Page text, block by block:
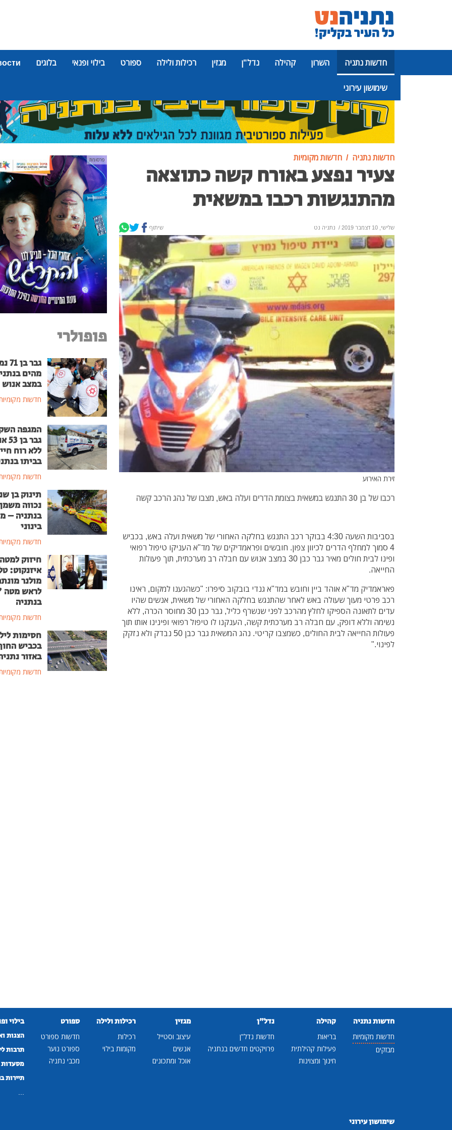
חדשות נתניה השרון קהילה נדל"ן מגזין רכילות ולילה ספורט בילוי ופנאי בלוגים
שימושון עירוני
פרסומת
חדשות נתניה חדשות מקומיות
צעיר נפצע באורח קשה כתוצאה
מהתנגשות רכבו במשאית
שלישי, 10 דצמבר 2019 / נתניה נט שיתוף
זירת האירוע
רכבו של בן 30 התנגש במשאית בצומת הדרים ועלה באש, מצבו של נהג הרכב קשה
בסביבות השעה 4:30 בבוקר רכב התנגש בחלקה האחורי של משאית ועלה באש, בכביש
4 סמוך למחלף הדרים לכיוון צפון. חובשים ופראמדיקים של מד"א העניקו טיפול רפואי
ופינו לבית חולים מאיר גבר כבן 30 במצב אנוש עם חבלה רב מערכתית, תוך פעולות
החייאה.
פאראמדיק מד"א אוהד ביין וחובש במד"א גנדי בובקוב סיפרו: "כשהגענו למקום, ראינו
רכב פרטי מעוך שעולה באש לאחר שהתנגש בחלקה האחורי של משאית, אנשים שהיו
עדים לתאונה הספיקו לחלץ מהרכב לפני שנשרף כליל, גבר כבן 30 מחוסר הכרה, ללא
נשימה וללא דופק, עם חבלה רב מערכתית קשה, הענקנו לו טיפול רפואי ופינינו אותו תוך
פעולות החייאה לבית החולים, כשמצבו קריטי. נהג המשאית גבר כבן 50 נבדק ולא נזקק
לפינוי."
פרסומת
פופולרי
גבר
מהים
במצב אנוש
חדשות
המגפה
גבר
ללא רוח
בביתו
חדשות
תינוק בן
נכווה
בנתניה –
בינוני
חדשות
חיזוק למטה
איזנקוט:
מולנר
לראש
בנתניה
חדשות
חסימות
בכביש
באזור
חדשות
חדשות נתניה
חדשות מקומיות
מבזקים
קהילה
בריאות
פעילות קהילתית
חינוך ומצוינות
נדל"ן
חדשות נדל"ן
פרויקטים חדשים בנתניה
מגזין
עיצוב וסטייל
אנשים
אוכל ומתכונים
רכילות ולילה
רכילות
מקומות בילוי
ספורט
חדשות ספורט
ספורט נוער
מכבי נתניה
בילוי
הצגות
תרבות
מסעדות
תיירות
שימושון עירוני